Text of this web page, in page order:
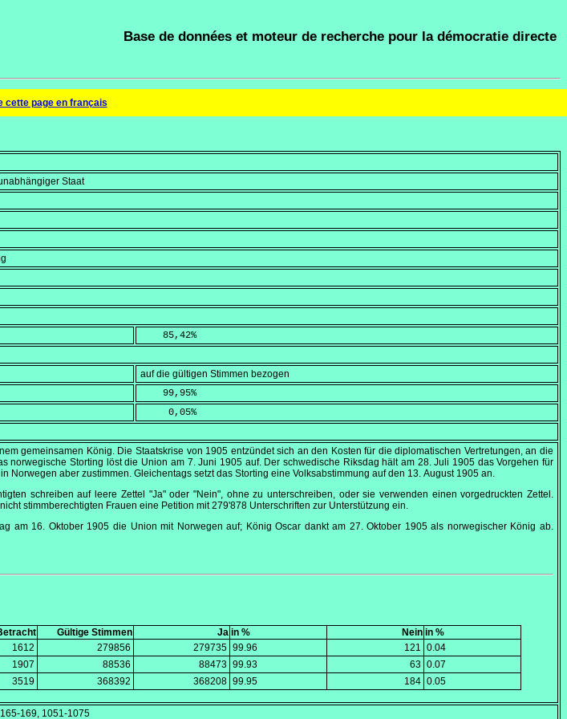
Base de données et moteur de recherche pour la démocratie directe
cette page en français
Staat
    85,42
%
auf die gültigen Stimmen bezogen
    99,95
%
     0,05
%
gemeinsamen König. Die Staatskrise von 1905 entzündet sich an den Kosten für die diplomatischen Vertretungen, an die
norwegische Storting löst die Union am 7. Juni 1905auf. Der schwedische Riksdag hält am 28. Juli 1905 das Vorgehen für
Norwegen aber zustimmen. Gleichentags setzt das Storting eine Volksabstimmung auf den 13. August 1905 an.
schreiben auf leere Zettel "Ja" oder "Nein", ohne zu unterschreiben, oder sie verwenden einen vorgedruckten Zettel.
stimmberechtigten Frauen eine Petition mit 279'878 Unterschriften zur Unterstützung ein.
am 16. Oktober 1905 die Union mit Norwegen auf; König Oscar dankt am 27. Oktober 1905als norwegischer König ab.
Gültige Stimmen Ja in % Nein in %
1612 279856 279735 99.96 121 0.04
1907 88536 88473 99.93 63 0.07
3519 368392 368208 99.95 184 0.05
169, 1051-1075